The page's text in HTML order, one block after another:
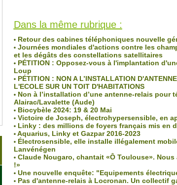
Dans la même rubrique :
Retour des cabines téléphoniques nouvelle
Journées mondiales d'actions contre les
et les dégâts des constellations satellitaires
PÉTITION : Opposez-vous à l'implantation
Loup
PÉTITION : NON A L’INSTALLATION
L'ECOLE SUR UN TOIT D'HABITATIONS
Non à l’installation d’une antenne-relais pour
Alairac/Lavalette (Aude)
Biocybèle 2024: 19 & 20 Mai
Victoire de Joseph, électrohypersensible, en
Linky : des millions de foyers français mis en
Aquarius, Linky et Gazpar 2016-2023
Électrosensible, elle installe illégalement
Lanvénégen
Claude Nougaro, chantait «Ô Toulouse».
!»
Une nouvelle enquête: "Equipements
Pas d'antenne-relais à Locronan. Un collectif